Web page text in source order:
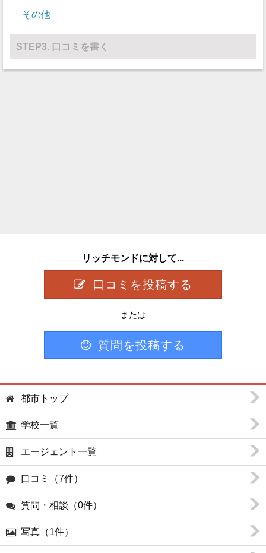
その他
STEP3. 口コミを書く
リッチモンドに対して...
口コミを投稿する
または
質問を投稿する
都市トップ
学校一覧
エージェント一覧
口コミ（7件）
質問・相談（0件）
写真（1件）